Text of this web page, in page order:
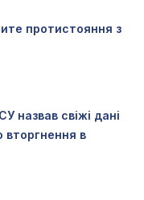
протистояння з
назвав свіжі дані
вторгнення в